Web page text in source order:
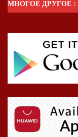
МНОГОЕ ДРУГОЕ :